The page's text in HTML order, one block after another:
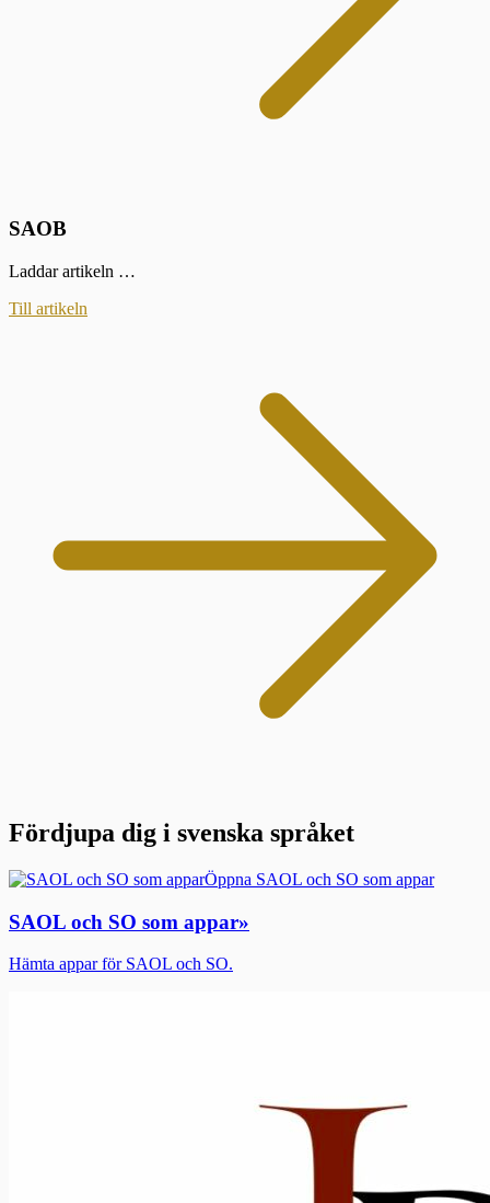
SAOB
Laddar artikeln …
Till artikeln
Fördjupa dig i svenska språket
Öppna SAOL och SO som appar
SAOL och SO som appar»
Hämta appar för SAOL och SO.